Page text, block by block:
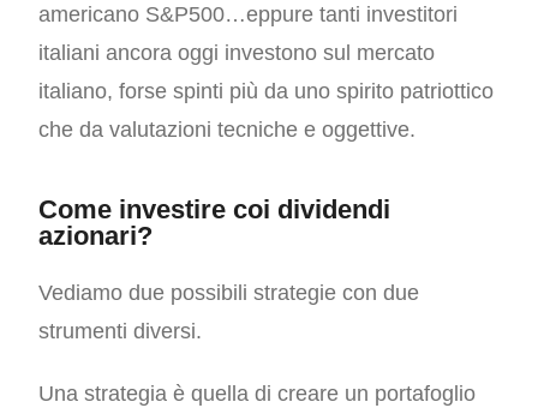
americano S&P500…eppure tanti investitori
italiani ancora oggi investono sul mercato
italiano, forse spinti più da uno spirito patriottico
che da valutazioni tecniche e oggettive.
Come investire coi dividendi
azionari?
Vediamo due possibili strategie con due
strumenti diversi.
Una strategia è quella di creare un portafoglio